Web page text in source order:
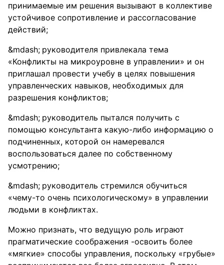
принимаемые им решения вызывают в коллективе
устойчивое сопротивление и рассогласование
действий;
руководителя привлекала тема
«Конфликты на микроуровне в управлении» и он
приглашал провести учебу в целях повышения
управленческих навыков, необходимых для
разрешения конфликтов;
руководитель пытался получить с
помощью консультанта какую-либо информацию о
подчиненных, которой он намеревался
воспользоваться далее по собственному
усмотрению;
руководитель стремился обучиться
«чему-то очень психологическому» в управлении
людьми в конфликтах.
Можно признать, что ведущую роль играют
прагматические соображения -освоить более
«мягкие» способы управления, поскольку «грубые»